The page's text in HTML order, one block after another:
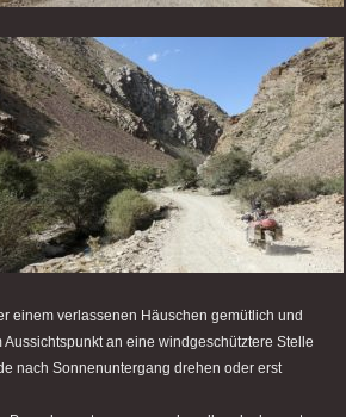
einem verlassenen Häuschen gemütlich und
an eine windgeschütztere Stelle
nach Sonnenuntergang drehen oder erst